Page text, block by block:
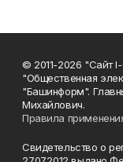
© 2011-2026 "Сайт
"Общественная
"Башинформ".
Михайлович.
Правила
Свидетельство о